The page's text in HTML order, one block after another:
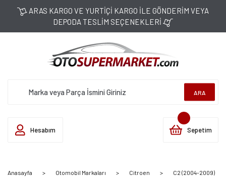
ARAS KARGO VE YURTİÇİ KARGO İLE GÖNDERİM VEYA
DEPODA TESLİM SEÇENEKLERİ
ARA
Hesabım Sepetim
Anasayfa Otomobil Markaları Citroen C2 (2004-2009)